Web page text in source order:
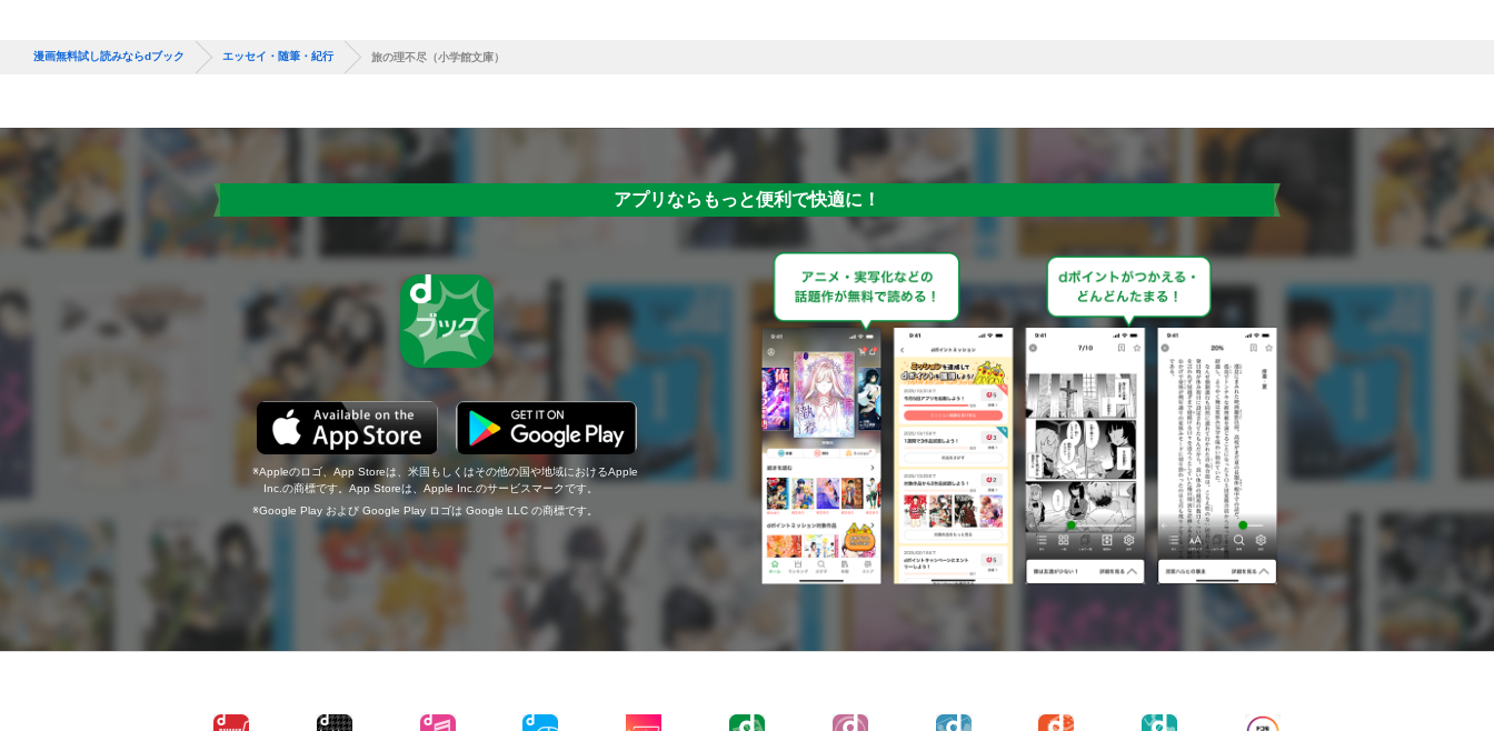
漫画無料試し読みならdブック エッセイ・随筆・紀行 旅の理不尽（小学館文庫）
アプリならもっと便利で快適に！
Appleのロゴ、App Storeは、米国もしくはその他の国や地域におけるApple
Inc.の商標です。App Storeは、Apple Inc.のサービスマークです。
Google Play および Google Play ロゴは Google LLC の商標です。